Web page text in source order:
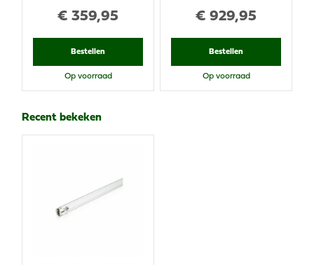
€ 359,95
Bestellen
Op voorraad
€ 929,95
Bestellen
Op voorraad
Recent bekeken